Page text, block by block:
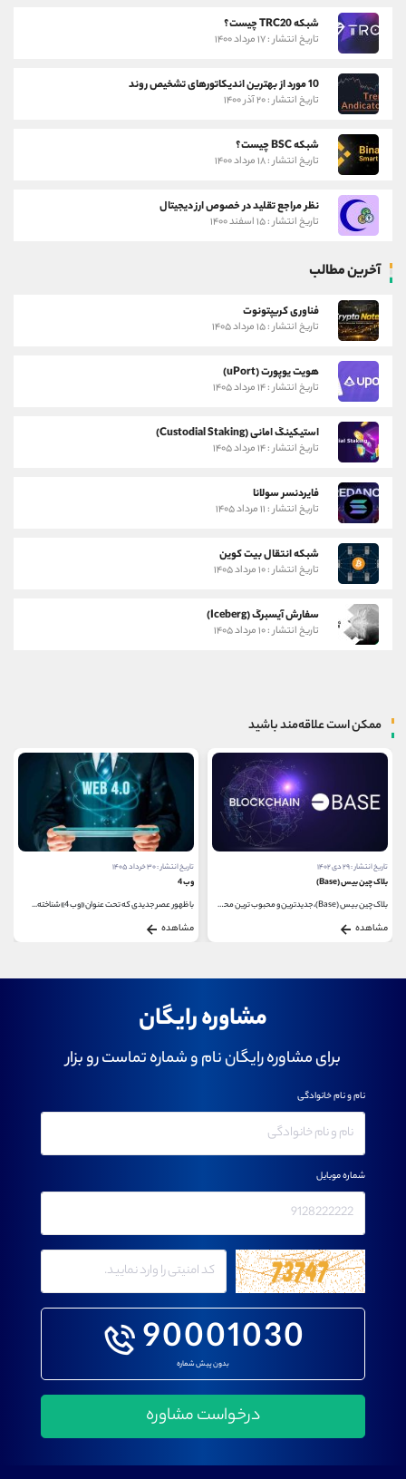
شبکه TRC20 چیست؟
تاریخ انتشار : ۱۷ مرداد ۱۴۰۰
10 مورد از بهترین اندیکاتورهای تشخیص روند
تاریخ انتشار : ۲۰ آذر ۱۴۰۰
شبکه BSC چیست؟
تاریخ انتشار : ۱۸ مرداد ۱۴۰۰
نظر مراجع تقلید در خصوص ارز دیجیتال
تاریخ انتشار : ۱۵ اسفند ۱۴۰۰
آخرین مطالب
فناوری کریپتونوت
تاریخ انتشار : ۱۵ مرداد ۱۴۰۵
هویت یوپورت (uPort)
تاریخ انتشار : ۱۴ مرداد ۱۴۰۵
استیکینگ امانی (Custodial Staking)
تاریخ انتشار : ۱۴ مرداد ۱۴۰۵
فایردنسر سولانا
تاریخ انتشار : ۱۱ مرداد ۱۴۰۵
شبکه انتقال بیت کوین
تاریخ انتشار : ۱۰ مرداد ۱۴۰۵
سفارش آیسبرگ (Iceberg)
تاریخ انتشار : ۱۰ مرداد ۱۴۰۵
ممکن است علاقه‌مند باشید
تاریخ انتشار : ۲۹ دی ۱۴۰۲
بلاک چین بیس (Base)
بلاک چین بیس (Base)، جدیدترین و محبوب ترین محصول...
مشاهده
تاریخ انتشار : ۳۰ خرداد ۱۴۰۵
وب 4
با ظهور عصر جدیدی که تحت عنوان «وب 4» شناخته...
مشاهده
مشاوره رایگان
برای مشاوره رایگان نام و شماره تماست رو بزار
90001030
بدون پیش شماره
نام و نام خانوادگی
شماره موبایل